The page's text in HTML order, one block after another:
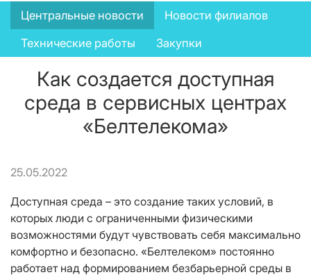
News
menu
Центральные новости
Новости филиалов
Технические работы
Закупки
Как создается доступная
среда в сервисных центрах
«Белтелекома»
25.05.2022
Доступная среда – это создание таких условий, в
которых люди с ограниченными физическими
возможностями будут чувствовать себя максимально
комфортно и безопасно. «Белтелеком» постоянно
работает над формированием безбарьерной среды в